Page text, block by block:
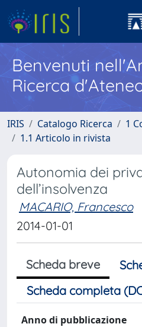
Benvenuti
Ricerca
IRIS Catalogo Ricerca
1
1.1 Articolo in rivista
Autonomia dei
dell’insolvenza
MACARIO, Francesco
2014-01-01
Scheda breve
Scheda completa
Anno di pubblicazione